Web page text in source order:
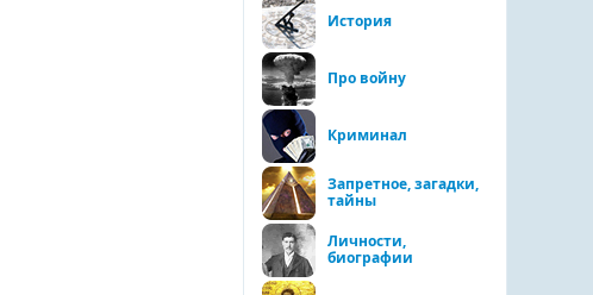
История
Про войну
Криминал
Запретное, загадки,
тайны
Личности,
биографии